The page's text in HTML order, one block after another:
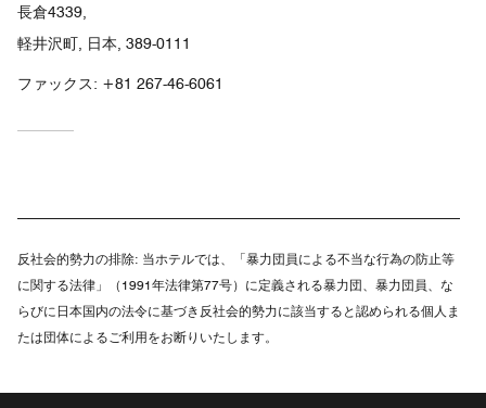
長倉4339,
軽井沢町, 日本, 389-0111
ファックス: +81 267-46-6061
反社会的勢力の排除: 当ホテルでは、「暴力団員による不当な行為の防止等
に関する法律」（1991年法律第77号）に定義される暴力団、暴力団員、な
らびに日本国内の法令に基づき反社会的勢力に該当すると認められる個人ま
たは団体によるご利用をお断りいたします。